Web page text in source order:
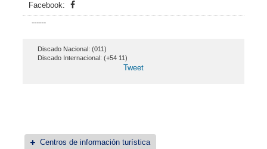
Facebook:
------
Discado Nacional: (011)
Discado Internacional: (+54 11)
Tweet
Centros de información turística